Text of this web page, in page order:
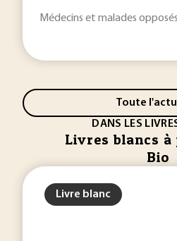
Médecins et malades
Toute
DANS LES
Livres blancs à
Bio
Livre blanc